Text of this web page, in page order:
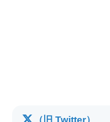
（旧 Twitter）